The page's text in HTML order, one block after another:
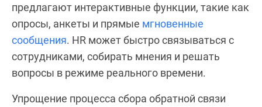
предлагают интерактивные функции, такие как
опросы, анкеты и прямые мгновенные
сообщения. HR может быстро связываться с
сотрудниками, собирать мнения и решать
вопросы в режиме реального времени.
Упрощение процесса сбора обратной связи